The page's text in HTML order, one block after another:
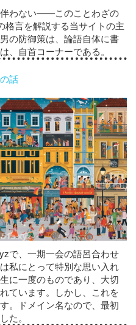
わない——このことわざの
格言を解説する当サイトの主
の防御策は、論語自体に書
、自首コーナーである。
話
で、一期一会の語呂合わせ
私にとって特別な思い入れ
に一度のものであり、大切
ています。しかし、これを
。ドメイン名なので、最初
た。